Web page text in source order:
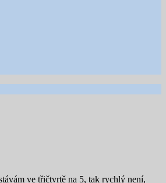
ve třičtvrtě na 5, tak rychlý není,